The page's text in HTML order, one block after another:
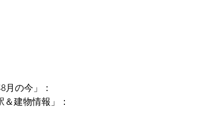
月の今」：
＆建物情報」：